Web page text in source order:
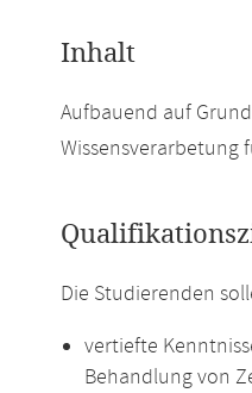
Inhalt
Aufbauend auf
Die Studierenden
vertiefte
Behandlung von